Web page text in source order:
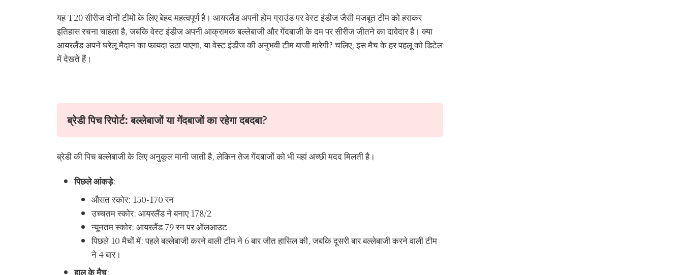
यह T20 सीरीज दोनों टीमों के लिए बेहद महत्वपूर्ण है। आयरलैंड अपनी होम ग्राउंड पर वेस्ट इंडीज जैसी मजबूत टीम को हराकर
इतिहास रचना चाहता है, जबकि वेस्ट इंडीज अपनी आक्रामक बल्लेबाजी और गेंदबाजी के दम पर सीरीज जीतने का दावेदार है। क्या
आयरलैंड अपने घरेलू मैदान का फायदा उठा पाएगा, या वेस्ट इंडीज की अनुभवी टीम बाजी मारेगी? चलिए, इस मैच के हर पहलू को डिटेल
में देखते हैं।
ब्रेडी पिच रिपोर्ट: बल्लेबाजों या गेंदबाजों का रहेगा दबदबा?
ब्रेडी की पिच बल्लेबाजी के लिए अनुकूल मानी जाती है, लेकिन तेज गेंदबाजों को भी यहां अच्छी मदद मिलती है।
पिछले आंकड़े:
औसत स्कोर: 150-170 रन
उच्चतम स्कोर: आयरलैंड ने बनाए 178/2
न्यूनतम स्कोर: आयरलैंड 79 रन पर ऑलआउट
पिछले 10 मैचों में: पहले बल्लेबाजी करने वाली टीम ने 6 बार जीत हासिल की, जबकि दूसरी बार बल्लेबाजी करने वाली टीम
ने 4 बार।
हाल के मैच: